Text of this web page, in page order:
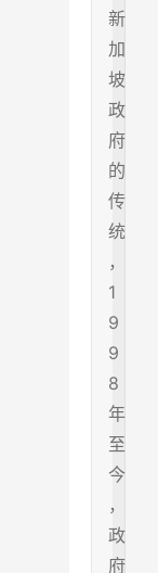
新
加
坡
政
府
的
传
统
，
1
9
9
8
年
至
今
，
政
府